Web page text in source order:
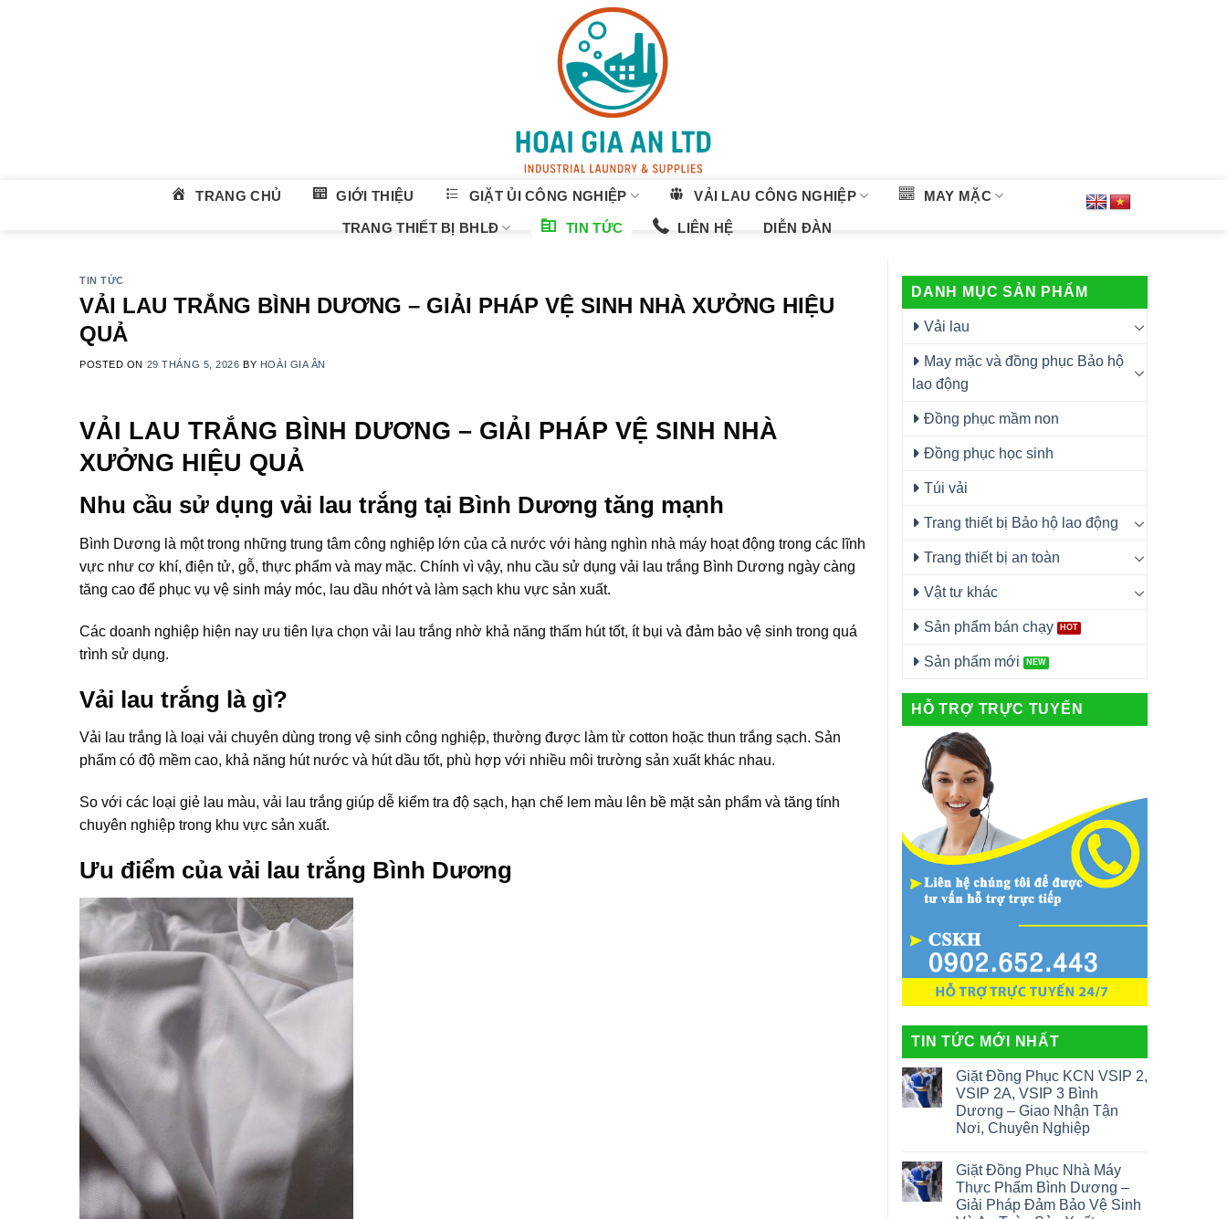
TRANG CHỦ GIỚI THIỆU GIẶT ỦI CÔNG NGHIỆP VẢI LAU CÔNG NGHIỆP MAY MẶC
TRANG THIẾT BỊ BHLĐ TIN TỨC LIÊN HỆ DIỄN ĐÀN
TIN TỨC
VẢI LAU TRẮNG BÌNH DƯƠNG – GIẢI PHÁP VỆ SINH NHÀ XƯỞNG HIỆU
QUẢ
POSTED ON 29 THÁNG 5, 2026 BY HOÀI GIA ÂN
VẢI LAU TRẮNG BÌNH DƯƠNG – GIẢI PHÁP VỆ SINH NHÀ
XƯỞNG HIỆU QUẢ
Nhu cầu sử dụng vải lau trắng tại Bình Dương tăng mạnh
Bình Dương là một trong những trung tâm công nghiệp lớn của cả nước với hàng nghìn nhà máy hoạt động trong các lĩnh
vực như cơ khí, điện tử, gỗ, thực phẩm và may mặc. Chính vì vậy, nhu cầu sử dụng vải lau trắng Bình Dương ngày càng
tăng cao để phục vụ vệ sinh máy móc, lau dầu nhớt và làm sạch khu vực sản xuất.
Các doanh nghiệp hiện nay ưu tiên lựa chọn vải lau trắng nhờ khả năng thấm hút tốt, ít bụi và đảm bảo vệ sinh trong quá
trình sử dụng.
Vải lau trắng là gì?
Vải lau trắng là loại vải chuyên dùng trong vệ sinh công nghiệp, thường được làm từ cotton hoặc thun trắng sạch. Sản
phẩm có độ mềm cao, khả năng hút nước và hút dầu tốt, phù hợp với nhiều môi trường sản xuất khác nhau.
So với các loại giẻ lau màu, vải lau trắng giúp dễ kiểm tra độ sạch, hạn chế lem màu lên bề mặt sản phẩm và tăng tính
chuyên nghiệp trong khu vực sản xuất.
Ưu điểm của vải lau trắng Bình Dương
DANH MỤC SẢN PHẨM
Vải lau
May mặc và đồng phục Bảo hộ
lao động
Đồng phục mầm non
Đồng phục học sinh
Túi vải
Trang thiết bị Bảo hộ lao động
Trang thiết bị an toàn
Vật tư khác
Sản phẩm bán chạy
Sản phẩm mới
HỖ TRỢ TRỰC TUYẾN
TIN TỨC MỚI NHẤT
Giặt Đồng Phục KCN VSIP 2,
VSIP 2A, VSIP 3 Bình
Dương – Giao Nhận Tận
Nơi, Chuyên Nghiệp
Giặt Đồng Phục Nhà Máy
Thực Phẩm Bình Dương –
Giải Pháp Đảm Bảo Vệ Sinh